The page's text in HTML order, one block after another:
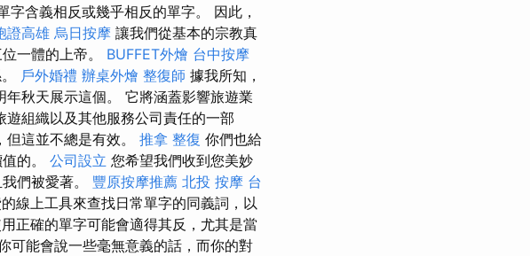
字含義相反或幾乎相反的單字。 因此，
證高雄 烏日按摩 讓我們從基本的宗教真
一體的上帝。 BUFFET外燴 台中按摩
戶外婚禮 辦桌外燴 整復師 據我所知，
秋天展示這個。 它將涵蓋影響旅遊業
組織以及其他服務公司責任的一部
這並不總是有效。 推拿 整復 你們也給
的。 公司設立 您希望我們收到您美妙
們被愛著。 豐原按摩推薦 北投 按摩 台
線上工具來查找日常單字的同義詞，以
正確的單字可能會適得其反，尤其是當
可能會說一些毫無意義的話，而你的對